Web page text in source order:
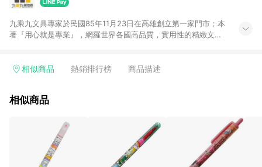
九乘九文具專家於民國85年11月23日在高雄創立第一家門市；本
著『用心就是專業』，網羅世界各國高品質，實用性的精緻文具
非店舖通路及整合虛實行銷為目標，並以完整的物流倉儲系統，
才享有回饋，點數將於廠商出貨後 30 天前後發送。 (2) 門市訂
導購資格。 (3) 使用九乘九APP下單，將無法獲得點數回饋。
相似商品 熱銷排行榜 商品描述
相似商品